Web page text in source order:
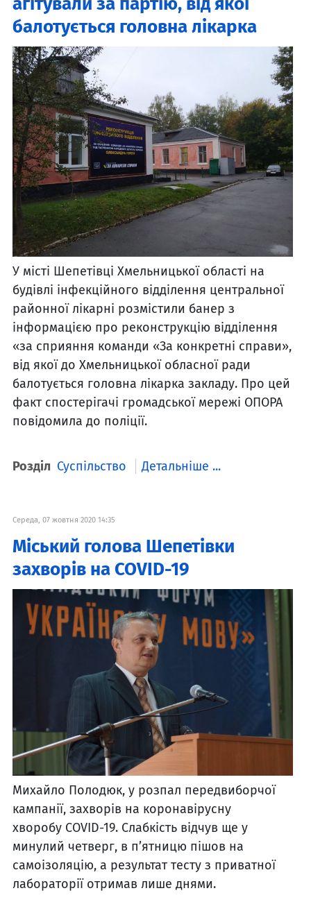
балотується головна лікарка
У місті Шепетівці Хмельницької області на
будівлі інфекційного відділення центральної
районної лікарні розмістили банер з
інформацією про реконструкцію відділення
«за сприяння команди «За конкретні справи»,
від якої до Хмельницької обласної ради
балотується головна лікарка закладу. Про цей
факт спостерігачі громадської мережі ОПОРА
повідомила до поліції.
Розділ Суспільство Детальніше ...
Середа, 07 жовтня 2020 14:35
Міcький голова Шепетівки
захворів на COVID-19
Михайло Полодюк, у розпал передвиборчої
кампанії, захворів на коронавірусну
хворобу COVID-19. Слабкість відчув ще у
минулий четверг, в п’ят­ни­цю пішов на
самоізоляцію, а результат тесту з приватної
лабораторії отримав лише днями.